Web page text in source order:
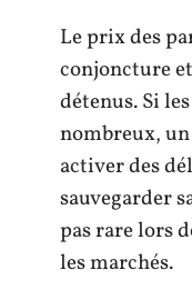
Le prix des
conjoncture
détenus. Si
nombreux,
activer des
sauvegarder
pas rare lors
les marchés.